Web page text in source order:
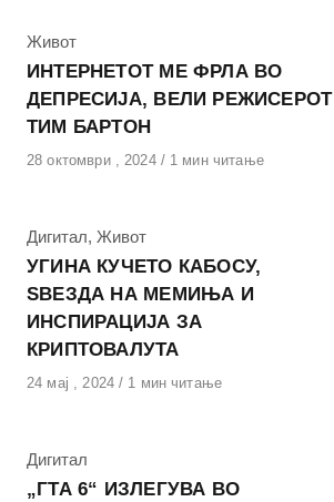
КАтегорија
Живот
ИНТЕРНЕТОТ МЕ ФРЛА ВО
ДЕПРЕСИЈА, ВЕЛИ РЕЖИСЕРОТ
ТИМ БАРТОН
Објавено
28 октомври , 2024 1 мин читање
КАтегорија
Дигитал, Живот
УГИНА КУЧЕТО КАБОСУ,
ЅВЕЗДА НА МЕМИЊА И
ИНСПИРАЦИЈА ЗА
КРИПТОВАЛУТА
Објавено
24 мај , 2024 1 мин читање
КАтегорија
Дигитал
„ГТА 6“ ИЗЛЕГУВА ВО